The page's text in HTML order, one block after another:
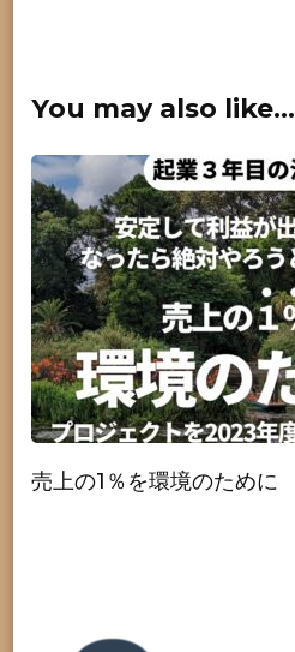
You may also like...
売上の1％を環境のために